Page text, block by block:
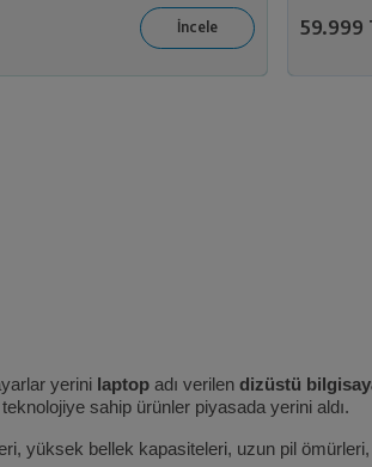
59.999
yerini laptop adı verilen dizüstü
sahip ürünler piyasada yerini aldı.
yüksek bellek kapasiteleri, uzun pil